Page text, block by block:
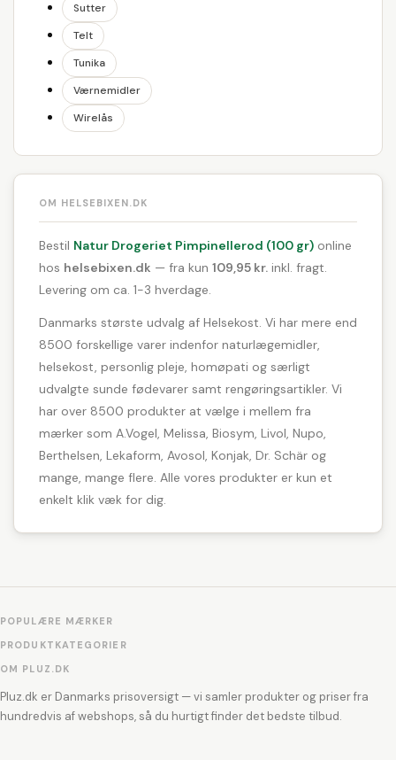
Sutter
Telt
Tunika
Værnemidler
Wirelås
OM HELSEBIXEN.DK
Bestil Natur Drogeriet Pimpinellerod (100 gr) online
hos helsebixen.dk — fra kun 109,95 kr. inkl. fragt.
Levering om ca. 1-3 hverdage.
Danmarks største udvalg af Helsekost. Vi har mere end
8500 forskellige varer indenfor naturlægemidler,
helsekost, personlig pleje, homøpati og særligt
udvalgte sunde fødevarer samt rengøringsartikler. Vi
har over 8500 produkter at vælge i mellem fra
mærker som A.Vogel, Melissa, Biosym, Livol, Nupo,
Berthelsen, Lekaform, Avosol, Konjak, Dr. Schär og
mange, mange flere. Alle vores produkter er kun et
enkelt klik væk for dig.
POPULÆRE MÆRKER
PRODUKTKATEGORIER
OM PLUZ.DK
Pluz.dk er Danmarks prisoversigt — vi samler produkter og priser fra
hundredvis af webshops, så du hurtigt finder det bedste tilbud.